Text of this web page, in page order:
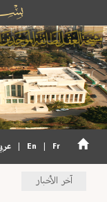
En Fr
آخر الأخبار